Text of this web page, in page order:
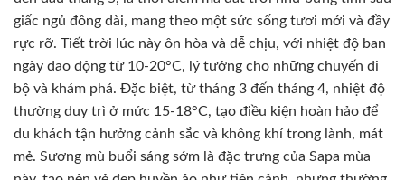
giấc ngủ đông dài, mang theo một sức sống tươi mới và đầy
rực rỡ. Tiết trời lúc này ôn hòa và dễ chịu, với nhiệt độ ban
ngày dao động từ 10-20°C, lý tưởng cho những chuyến đi
bộ và khám phá. Đặc biệt, từ tháng 3 đến tháng 4, nhiệt độ
thường duy trì ở mức 15-18°C, tạo điều kiện hoàn hảo để
du khách tận hưởng cảnh sắc và không khí trong lành, mát
mẻ. Sương mù buổi sáng sớm là đặc trưng của Sapa mùa